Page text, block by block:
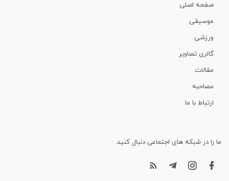
صفحه اصلی
موسیقی
ورزشی
گالری تصاویر
مقالات
مصاحبه
ارتباط با ما
ما را در شبکه های اجتماعی دنبال کنید.